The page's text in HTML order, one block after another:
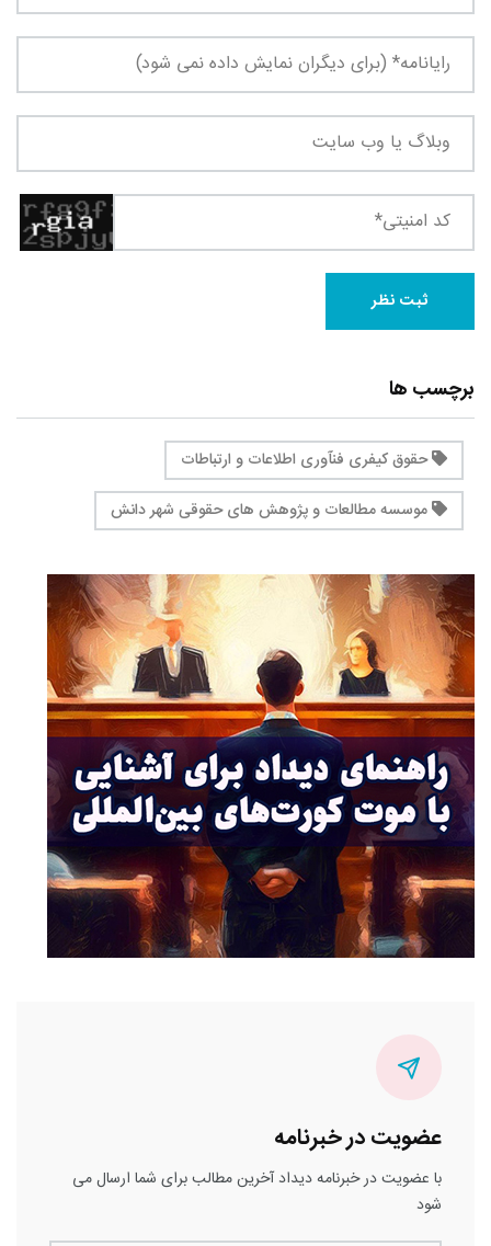
برچسب ها
حقوق کیفری فنآوری اطلاعات و ارتباطات
موسسه مطالعات و پژوهش های حقوقی شهر دانش
عضویت در خبرنامه
با عضویت در خبرنامه دیداد آخرین مطالب برای شما ارسال می
شود